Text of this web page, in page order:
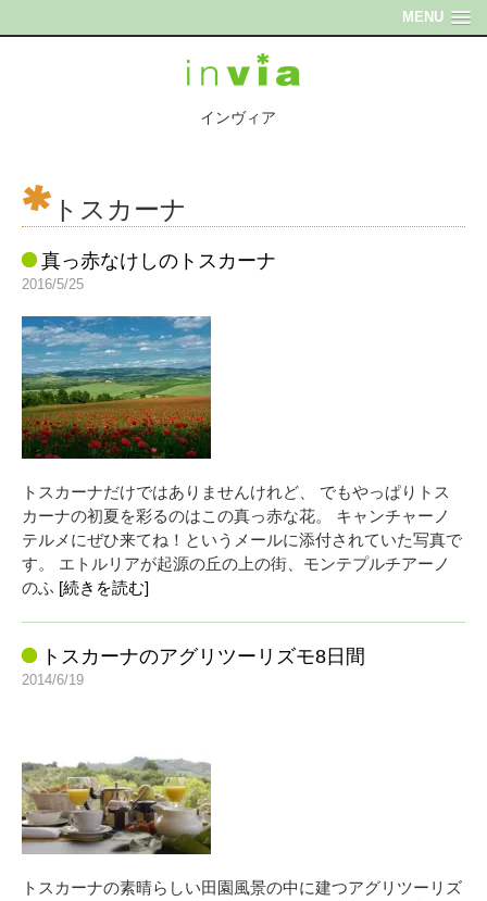
MENU
インヴィア
トスカーナ
真っ赤なけしのトスカーナ
2016/5/25
トスカーナだけではありませんけれど、 でもやっぱりトス
カーナの初夏を彩るのはこの真っ赤な花。 キャンチャーノ
テルメにぜひ来てね！というメールに添付されていた写真で
す。 エトルリアが起源の丘の上の街、モンテプルチアーノ
のふ [続きを読む]
トスカーナのアグリツーリズモ8日間
2014/6/19
トスカーナの素晴らしい田園風景の中に建つアグリツーリズ